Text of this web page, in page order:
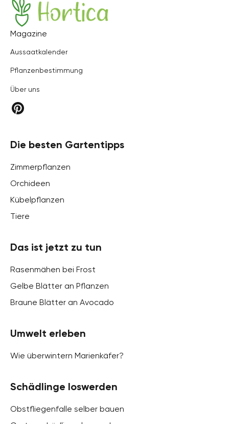
Hortica
Magazine
Aussaatkalender
Pflanzenbestimmung
Über uns
Die besten Gartentipps
Zimmerpflanzen
Orchideen
Kübelpflanzen
Tiere
Das ist jetzt zu tun
Rasenmähen bei Frost
Gelbe Blätter an Pflanzen
Braune Blätter an Avocado
Umwelt erleben
Wie überwintern Marienkäfer?
Schädlinge loswerden
Obstfliegenfalle selber bauen